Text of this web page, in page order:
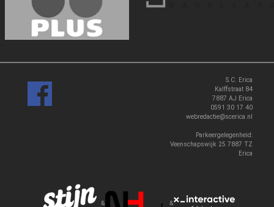
& &
S.C. Erica
Kalffstraat 84
7887 AJ Erica
0591 30 17 40
webredactie@scerica.nl
Parkeergelegenheid:
Veenschapswijk 25 7887 TZ
Erica